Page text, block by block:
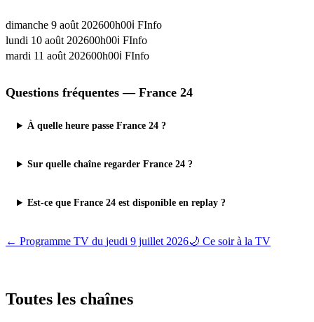
dimanche 9 août 202600h00ℹ️ FInfo
lundi 10 août 202600h00ℹ️ FInfo
mardi 11 août 202600h00ℹ️ FInfo
Questions fréquentes — France 24
À quelle heure passe France 24 ?
Sur quelle chaîne regarder France 24 ?
Est-ce que France 24 est disponible en replay ?
← Programme TV du jeudi 9 juillet 2026🌙 Ce soir à la TV
Toutes les chaînes